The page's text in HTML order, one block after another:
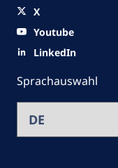
X
Youtube
LinkedIn
Sprachauswahl